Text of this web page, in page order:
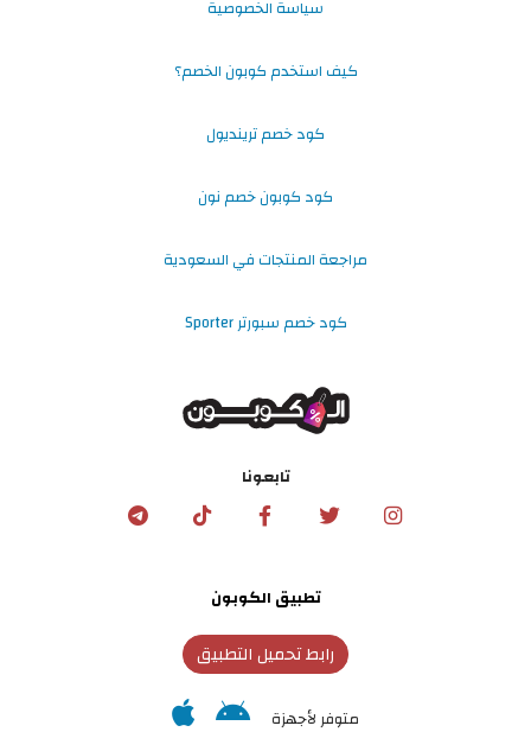
سياسة الخصوصية
كيف استخدم كوبون الخصم؟
كود خصم ترينديول
كود كوبون خصم نون
مراجعة المنتجات في السعودية
كود خصم سبورتر Sporter
تابعونا
تطبيق الكوبون
رابط تحميل التطبيق
متوفر لأجهزة